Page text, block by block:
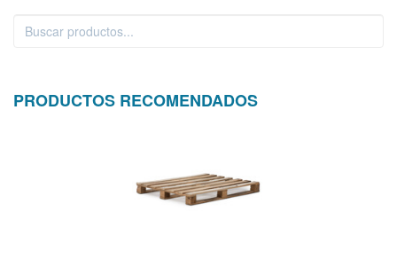
PRODUCTOS RECOMENDADOS